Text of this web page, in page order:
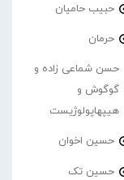
حبیب حامیان
حرمان
حسن شماعی زاده و
گوگوش و
هیپهاپولوژیست
حسین اخوان
حسین تک